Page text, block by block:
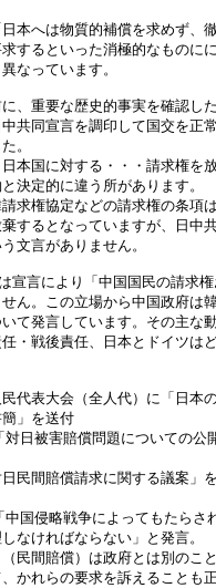
へは物質的補償を求めず、
するといった消極的なものに
なっています。
重要な歴史的事実を確認し
共同宣言を調印して国交を正
。
国に対する・・・請求権を
決定的に違う所があります。
権協定などの請求権の条項
するとなっていますが、日中
文言がありません。
言により「中国国民の請求
ん。この立場から中国政府は
て発言しています。その主な
・戦後責任、日本とドイツは
代表大会（全人代）に「日本
」を送付
日被害賠償問題についての公
民間賠償請求に関する議案」
国侵略戦争によってもたらさ
ければならない」と発言。
民間賠償）は政府とは別のこ
れらの要求を訴えることも